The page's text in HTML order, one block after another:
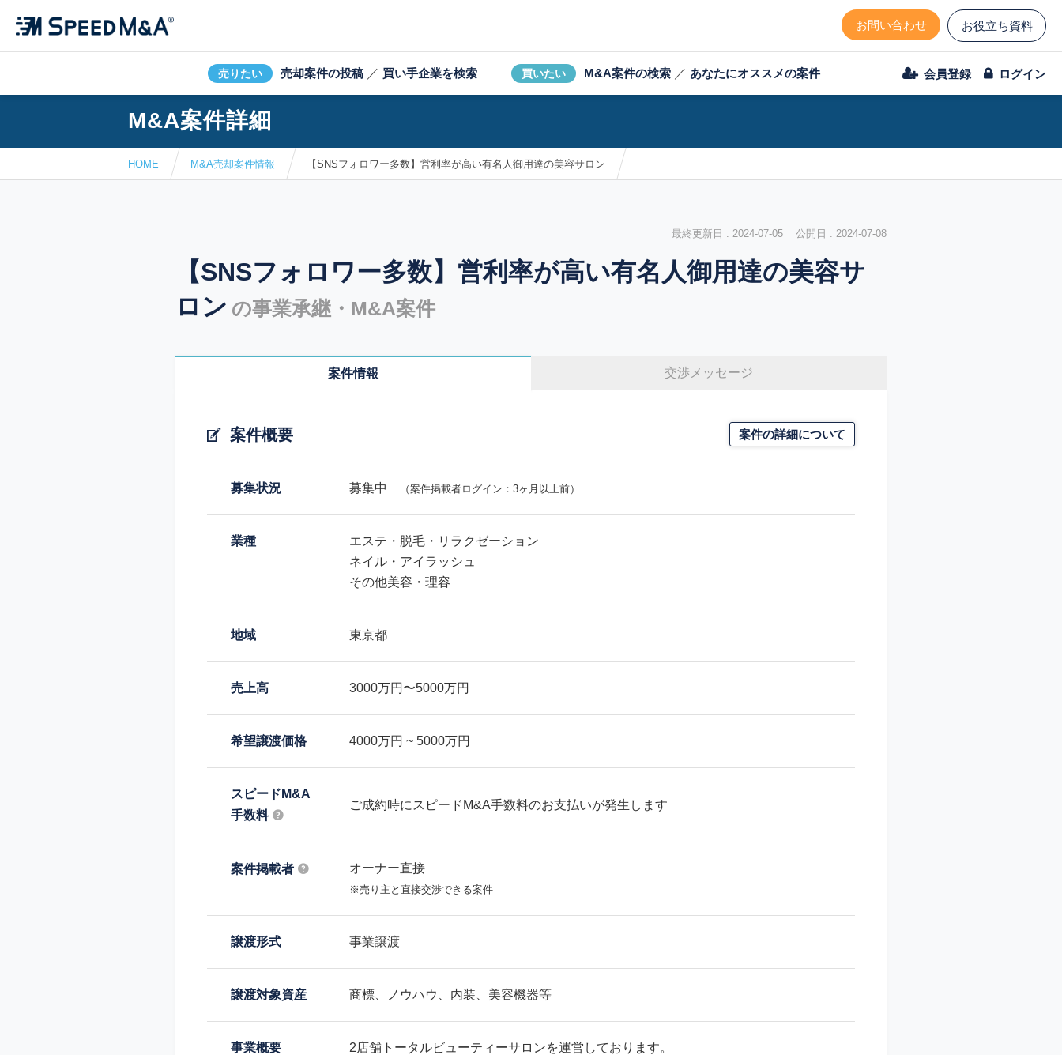
お問い合わせ お役立ち資料
売りたい 売却案件の投稿 ／ 買い手企業を検索 買いたい M&A案件の検索 ／ あなたにオススメの案件 会員登録 ログイン
M&A案件詳細
HOME M&A売却案件情報 【SNSフォロワー多数】営利率が高い有名人御用達の美容サロン
最終更新日 : 2024-07-05 公開日 : 2024-07-08
【SNSフォロワー多数】営利率が高い有名人御用達の美容サ
ロン の事業承継・M&A案件
案件情報 交渉メッセージ
案件概要 案件の詳細について
募集状況 募集中 （案件掲載者ログイン：3ヶ月以上前）
業種
エステ・脱毛・リラクゼーション
ネイル・アイラッシュ
その他美容・理容
地域 東京都
売上高 3000万円〜5000万円
希望譲渡価格 4000万円 ~ 5000万円
スピードM&A
手数料
ご成約時にスピードM&A手数料のお支払いが発生します
案件掲載者 オーナー直接
※売り主と直接交渉できる案件
譲渡形式 事業譲渡
譲渡対象資産 商標、ノウハウ、内装、美容機器等
事業概要
2店舗トータルビューティーサロンを運営しております。